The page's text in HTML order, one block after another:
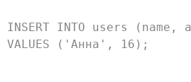
INSERT INTO users (name,
VALUES ( 'Анна' , 16 );